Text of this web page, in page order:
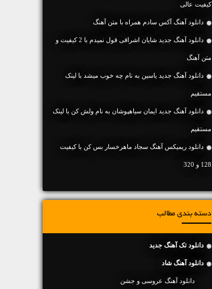
کیفیت عالی
دانلود آهنگ آکس سادم همراه با متن آهنگ
دانلود آهنگ جديد شایان اشراقی قول نمیدم با 2 کیفیت و
متن آهنگ
دانلود آهنگ جديد یاسین به نام چه خوب میشد با لینک
مستقیم
دانلود آهنگ جديد ایمان سیاهپوشان به نام ولش کن با لینک
مستقیم
دانلود ریمیکس آهنگ سجاد ماهرخسار بس کن با کیفیت
128 و 320
دسته بندی مطالب
دانلود تک آهنگ جدید
دانلود آهنگ شاد
دانلود آهنگ عروسی و جشن